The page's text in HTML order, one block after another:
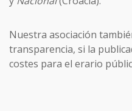
Nuestra asociación
transparencia, si la
costes para el erario